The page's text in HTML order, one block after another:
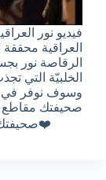
فيديو نور
العراقية
الرقاصة نور
الخلبيّة التي
وسوف نوفر في
صحيفتك مقاطع